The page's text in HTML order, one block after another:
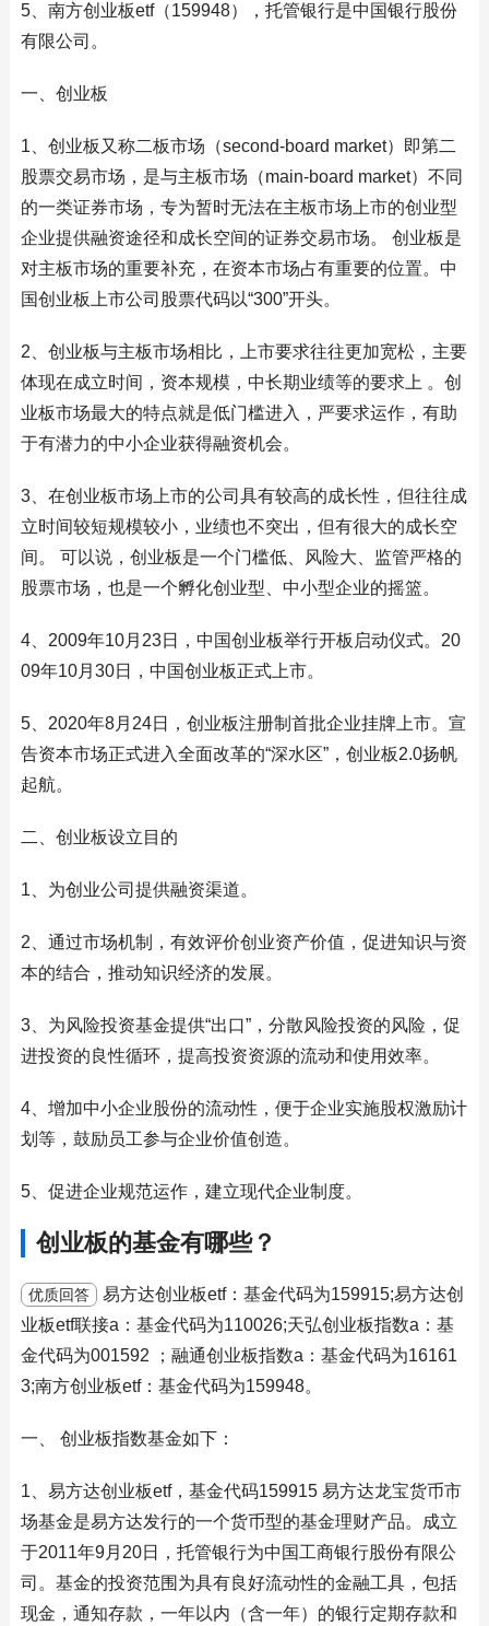
5、南方创业板etf（159948），托管银行是中国银行股份
有限公司。
一、创业板
1、创业板又称二板市场（second-board market）即第二
股票交易市场，是与主板市场（main-board market）不同
的一类证券市场，专为暂时无法在主板市场上市的创业型
企业提供融资途径和成长空间的证券交易市场。 创业板是
对主板市场的重要补充，在资本市场占有重要的位置。中
国创业板上市公司股票代码以“300”开头。
2、创业板与主板市场相比，上市要求往往更加宽松，主要
体现在成立时间，资本规模，中长期业绩等的要求上 。创
业板市场最大的特点就是低门槛进入，严要求运作，有助
于有潜力的中小企业获得融资机会。
3、在创业板市场上市的公司具有较高的成长性，但往往成
立时间较短规模较小，业绩也不突出，但有很大的成长空
间。 可以说，创业板是一个门槛低、风险大、监管严格的
股票市场，也是一个孵化创业型、中小型企业的摇篮。
4、2009年10月23日，中国创业板举行开板启动仪式。20
09年10月30日，中国创业板正式上市。
5、2020年8月24日，创业板注册制首批企业挂牌上市。宣
告资本市场正式进入全面改革的“深水区”，创业板2.0扬帆
起航。
二、创业板设立目的
1、为创业公司提供融资渠道。
2、通过市场机制，有效评价创业资产价值，促进知识与资
本的结合，推动知识经济的发展。
3、为风险投资基金提供“出口”，分散风险投资的风险，促
进投资的良性循环，提高投资资源的流动和使用效率。
4、增加中小企业股份的流动性，便于企业实施股权激励计
划等，鼓励员工参与企业价值创造。
5、促进企业规范运作，建立现代企业制度。
创业板的基金有哪些？
优质回答
易方达创业板etf：基金代码为159915;易方达创
业板etf联接a：基金代码为110026;天弘创业板指数a：基
金代码为001592 ；融通创业板指数a：基金代码为16161
3;南方创业板etf：基金代码为159948。
一、 创业板指数基金如下：
1、易方达创业板etf，基金代码159915 易方达龙宝货币市
场基金是易方达发行的一个货币型的基金理财产品。成立
于2011年9月20日，托管银行为中国工商银行股份有限公
司。基金的投资范围为具有良好流动性的金融工具，包括
现金，通知存款，一年以内（含一年）的银行定期存款和